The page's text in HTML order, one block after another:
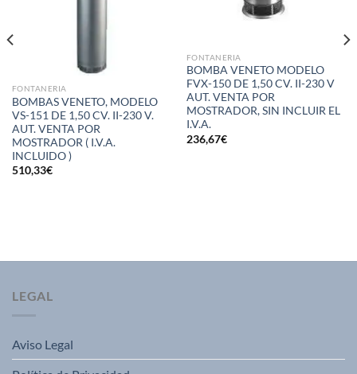
FONTANERIA
BOMBAS VENETO, MODELO
VS-151 DE 1,50 CV. II-230 V.
AUT. VENTA POR
MOSTRADOR ( I.V.A.
INCLUIDO )
510,33€
FONTANERIA
BOMBA VENETO MODELO
FVX-150 DE 1,50 CV. II-230 V
AUT. VENTA POR
MOSTRADOR, SIN INCLUIR EL
I.V.A.
236,67€
LEGAL
Aviso Legal